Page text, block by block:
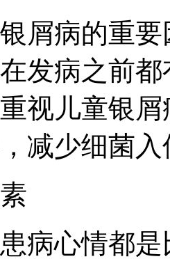
屑病的重
发病之前
视儿童银
减少细菌
病心情都